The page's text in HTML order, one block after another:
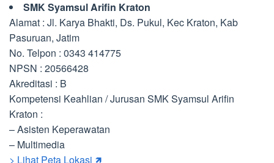
SMK Syamsul Arifin Kraton
Alamat : Jl. Karya Bhakti, Ds. Pukul, Kec Kraton, Kab
Pasuruan, Jatim
No. Telpon : 0343 414775
NPSN : 20566428
Akreditasi : B
Kompetensi Keahlian / Jurusan SMK Syamsul Arifin
Kraton :
– Asisten Keperawatan
– Multimedia
> Lihat Peta Lokasi 🡽